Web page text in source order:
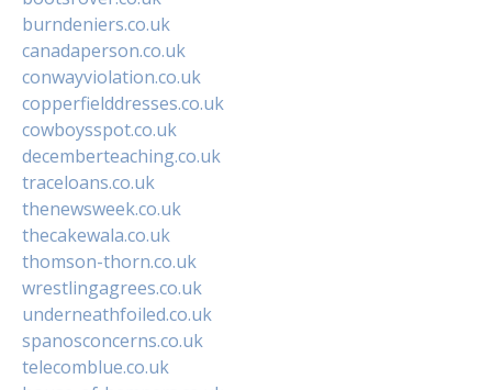
burndeniers.co.uk
canadaperson.co.uk
conwayviolation.co.uk
copperfielddresses.co.uk
cowboysspot.co.uk
decemberteaching.co.uk
traceloans.co.uk
thenewsweek.co.uk
thecakewala.co.uk
thomson-thorn.co.uk
wrestlingagrees.co.uk
underneathfoiled.co.uk
spanosconcerns.co.uk
telecomblue.co.uk